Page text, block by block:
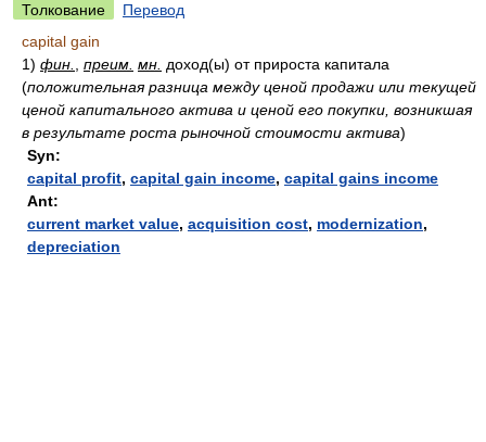
Толкование
Перевод
capital gain
1) фин. преим. мн. доход(ы) от прироста капитала
(положительная разница между ценой продажи или текущей
ценой капитального актива и ценой его покупки, возникшая
в результате роста рыночной стоимости актива)
Syn:
capital profit, capital gain income, capital gains income
Ant:
current market value, acquisition cost, modernization,
depreciation